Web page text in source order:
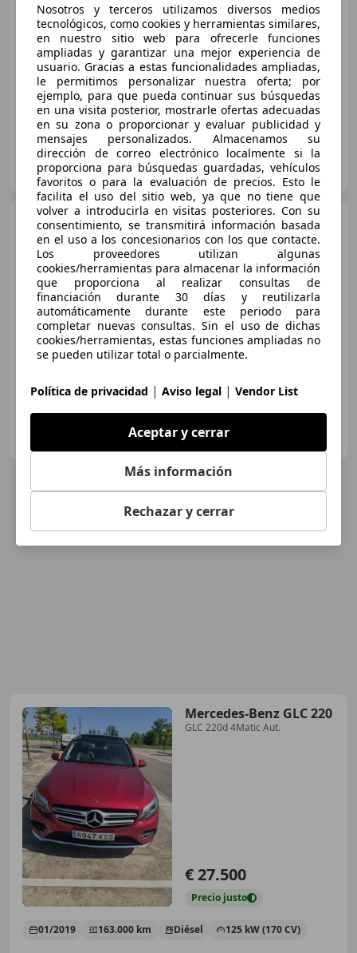
€ 25.490
Buenprecio
01/2018 110.900 km Diésel 125 kW (170 CV)
Flexicar Basauri
ES-48960 Galdakao
Mercedes-Benz GLC 220
d 4MATIC
€ 29.900
Preciojusto
01/2020 178.021 km Diésel 142 kW (193 CV)
Mercedes-Benz GLC 220
GLC 220d 4Matic Aut.
€ 27.500
Precio justo
01/2019 163.000 km Diésel 125 kW (170 CV)
Nosotros y terceros utilizamos diversos medios
tecnológicos, como cookies y herramientas similares,
en nuestro sitio web para ofrecerle funciones
ampliadas y garantizar una mejor experiencia de
usuario. Gracias a estas funcionalidades ampliadas,
le permitimos personalizar nuestra oferta; por
ejemplo, para que pueda continuar sus búsquedas
en una visita posterior, mostrarle ofertas adecuadas
en su zona o proporcionar y evaluar publicidad y
mensajes personalizados. Almacenamos su
dirección de correo electrónico localmente si la
proporciona para búsquedas guardadas, vehículos
favoritos o para la evaluación de precios. Esto le
facilita el uso del sitio web, ya que no tiene que
volver a introducirla en visitas posteriores. Con su
consentimiento, se transmitirá información basada
en el uso a los concesionarios con los que contacte.
Los proveedores utilizan algunas
cookies/herramientas para almacenar la información
que proporciona al realizar consultas de
financiación durante 30 días y reutilizarla
automáticamente durante este periodo para
completar nuevas consultas. Sin el uso de dichas
cookies/herramientas, estas funciones ampliadas no
se pueden utilizar total o parcialmente.
Política de privacidad | Aviso legal | Vendor List
Aceptar y cerrar
Más información
Rechazar y cerrar